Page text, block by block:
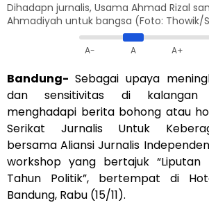
Dihadapn jurnalis, Usama Ahmad Rizal
Ahmadiyah untuk bangsa (Foto: Thowik/
A- A A+
Bandung- Sebagai upaya
dan sensitivitas di kalangan
menghadapi berita bohong atau
Serikat Jurnalis Untuk
bersama Aliansi Jurnalis
workshop yang bertajuk “Liputan
Tahun Politik”, bertempat di
Bandung, Rabu (15/11).